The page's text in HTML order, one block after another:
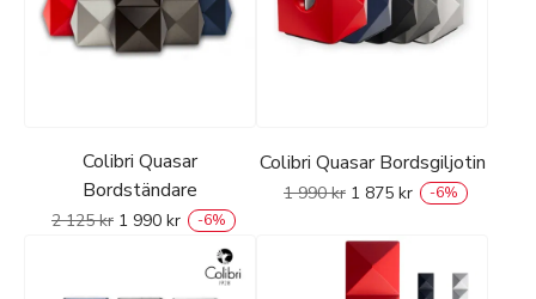
Colibri Quasar
Bordständare
2 125kr 1 990 kr -6%
Colibri Quasar Bordsgiljotin
1 990kr 1 875 kr -6%